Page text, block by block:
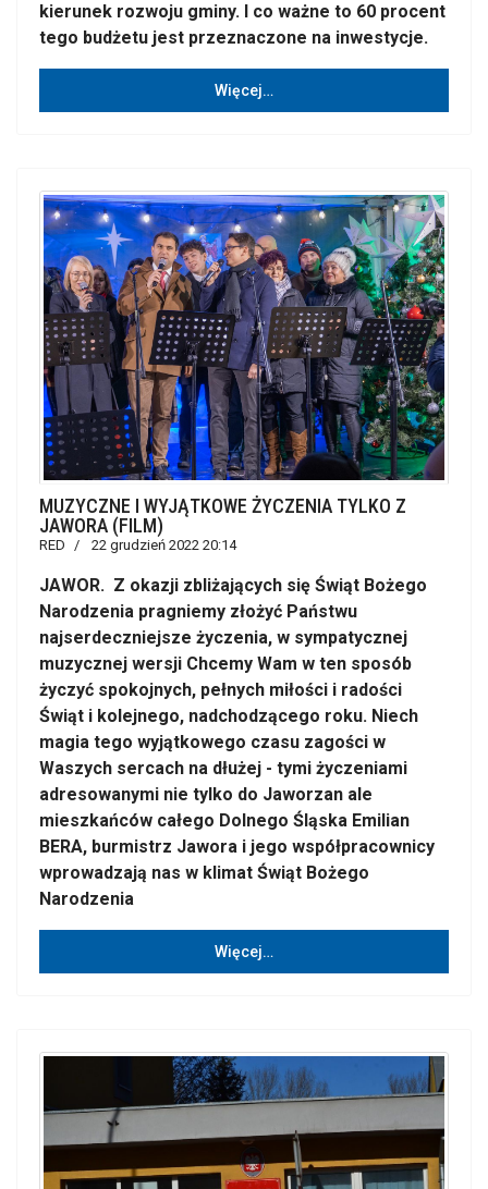
kierunek rozwoju gminy. I co ważne to 60 procent
tego budżetu jest przeznaczone na inwestycje.
Więcej…
MUZYCZNE I WYJĄTKOWE ŻYCZENIA TYLKO Z
JAWORA (FILM)
RED 22 grudzień 2022 20:14
JAWOR. Z okazji zbliżających się Świąt Bożego
Narodzenia pragniemy złożyć Państwu
najserdeczniejsze życzenia, w sympatycznej
muzycznej wersji Chcemy Wam w ten sposób
życzyć spokojnych, pełnych miłości i radości
Świąt i kolejnego, nadchodzącego roku. Niech
magia tego wyjątkowego czasu zagości w
Waszych sercach na dłużej - tymi życzeniami
adresowanymi nie tylko do Jaworzan ale
mieszkańców całego Dolnego Śląska Emilian
BERA, burmistrz Jawora i jego współpracownicy
wprowadzają nas w klimat Świąt Bożego
Narodzenia
Więcej…